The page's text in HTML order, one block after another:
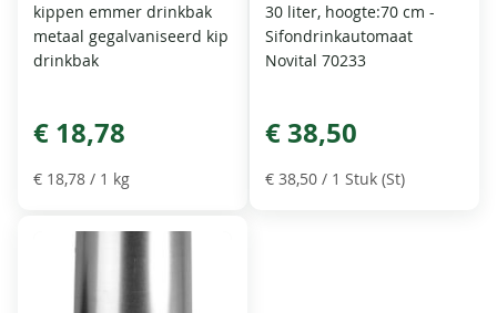
kippen emmer drinkbak
metaal gegalvaniseerd kip
drinkbak
€ 18,78
€ 18,78 / 1 kg
30 liter, hoogte:70 cm -
Sifondrinkautomaat
Novital 70233
€ 38,50
€ 38,50 / 1 Stuk (St)